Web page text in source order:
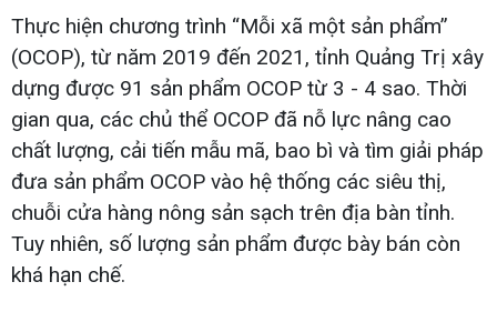
Thực hiện chương trình “Mỗi xã một sản phẩm”
(OCOP), từ năm 2019 đến 2021, tỉnh Quảng Trị xây
dựng được 91 sản phẩm OCOP từ 3 - 4 sao. Thời
gian qua, các chủ thể OCOP đã nỗ lực nâng cao
chất lượng, cải tiến mẫu mã, bao bì và tìm giải pháp
đưa sản phẩm OCOP vào hệ thống các siêu thị,
chuỗi cửa hàng nông sản sạch trên địa bàn tỉnh.
Tuy nhiên, số lượng sản phẩm được bày bán còn
khá hạn chế.